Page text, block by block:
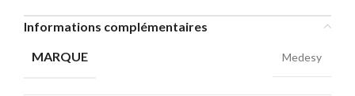
Informations complémentaires
MARQUE
Medesy